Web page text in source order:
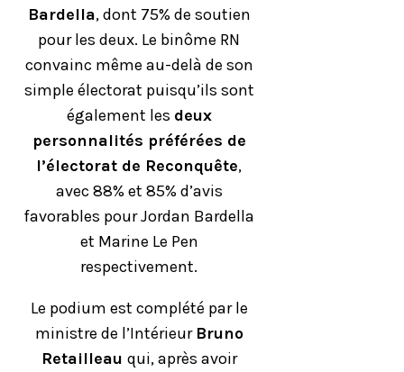
Bardella, dont 75% de soutien
pour les deux. Le binôme RN
convainc même au-delà de son
simple électorat puisqu’ils sont
également les deux
personnalités préférées de
l’électorat de Reconquête,
avec 88% et 85% d’avis
favorables pour Jordan Bardella
et Marine Le Pen
respectivement.
Le podium est complété par le
ministre de l’Intérieur Bruno
Retailleau qui, après avoir